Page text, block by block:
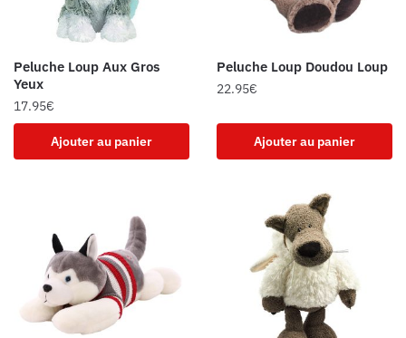
Peluche Loup Aux Gros
Yeux
17.95€
Ajouter au panier
Peluche Loup Doudou Loup
22.95€
Ajouter au panier